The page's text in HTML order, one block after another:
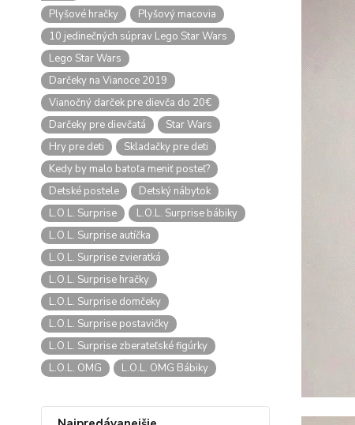
Plyšové hračky
Plyšový macovia
10 jedinečných súprav Lego Star Wars
Lego Star Wars
Darčeky na Vianoce 2019
Vianočný darček pre dievča do 20€
Darčeky pre dievčatá
Star Wars
Hry pre deti
Skladačky pre deti
Kedy by malo batoľa meniť posteľ?
Detské postele
Detský nábytok
L.O.L. Surprise
L.O.L. Surprise bábiky
L.O.L. Surprise autíčka
L.O.L. Surprise zvieratká
L.O.L. Surprise hračky
L.O.L. Surprise domčeky
L.O.L. Surprise postavičky
L.O.L. Surprise zberateľské figúrky
L.O.L. OMG
L.O.L. OMG Bábiky